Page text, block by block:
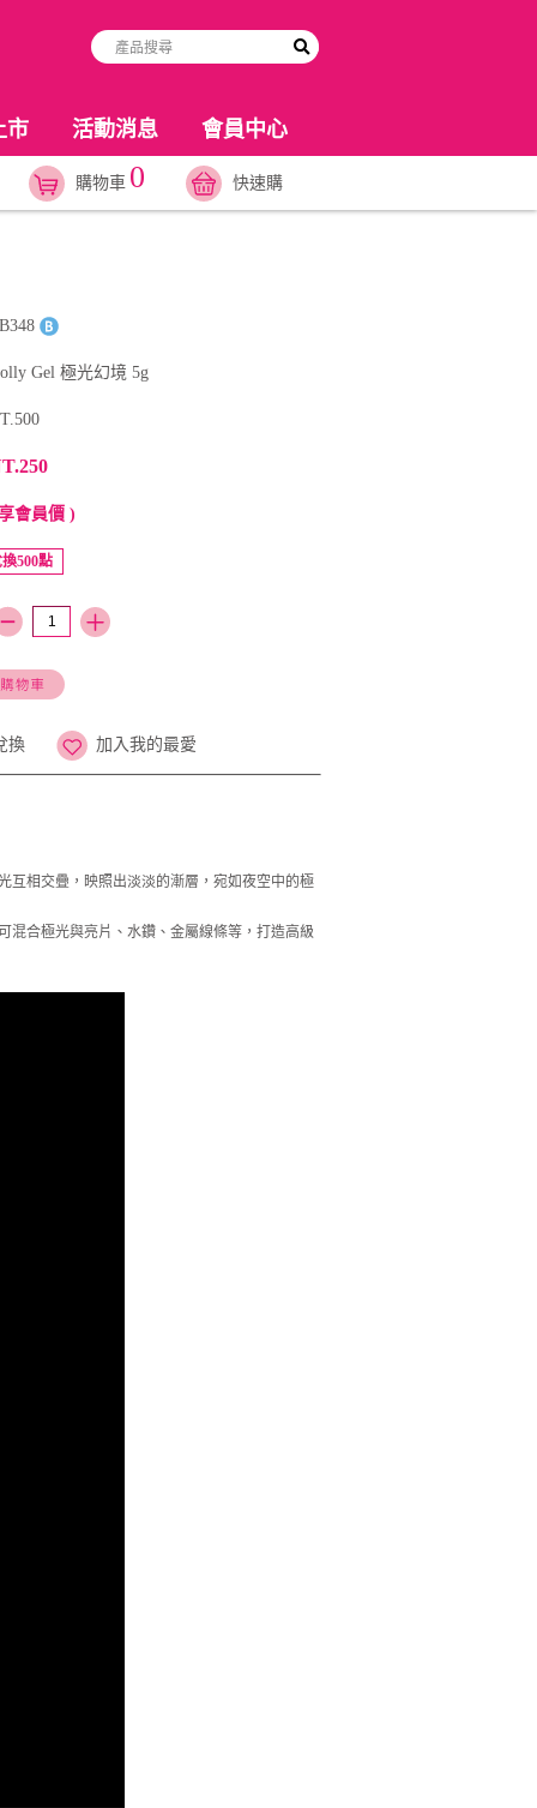
市 活動消息 會員中心
購物車 0 快速購
Gel 極光幻境 5g
會員價 )
500點
換 加入我的最愛
互相交疊，映照出淡淡的漸層，宛如夜空中的極
混合極光與亮片、水鑽、金屬線條等，打造高級